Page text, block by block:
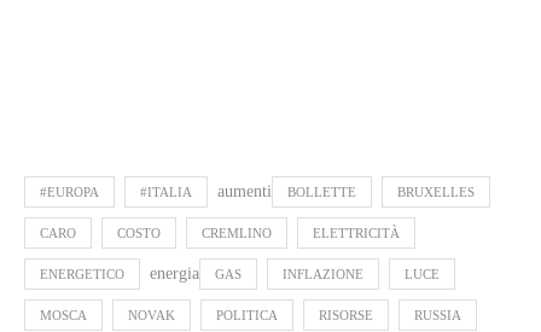
#EUROPA #ITALIA aumenti BOLLETTE BRUXELLES
CARO COSTO CREMLINO ELETTRICITÀ
ENERGETICO energia GAS INFLAZIONE LUCE
MOSCA NOVAK POLITICA RISORSE RUSSIA